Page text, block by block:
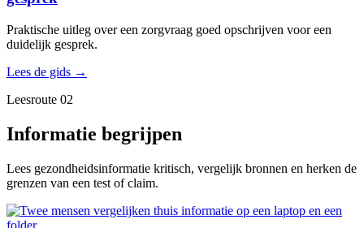
Praktische uitleg over een zorgvraag goed opschrijven voor een
duidelijk gesprek.
Lees de gids →
Leesroute 02
Informatie begrijpen
Lees gezondheidsinformatie kritisch, vergelijk bronnen en herken de
grenzen van een test of claim.